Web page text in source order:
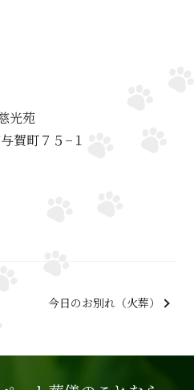
光苑
賀町７５−１
今日のお別れ（火葬）